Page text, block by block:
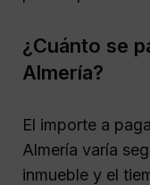
¿Cuánto se
Almería?
El importe a
Almería varía
inmueble y el